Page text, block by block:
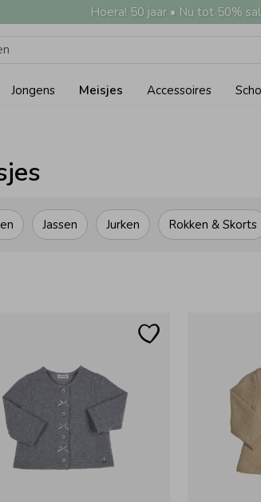
Hoera! 50 jaar • Nu tot 50%
Jongens Meisjes Accessoires
Jassen Jurken Rokken & Skorts